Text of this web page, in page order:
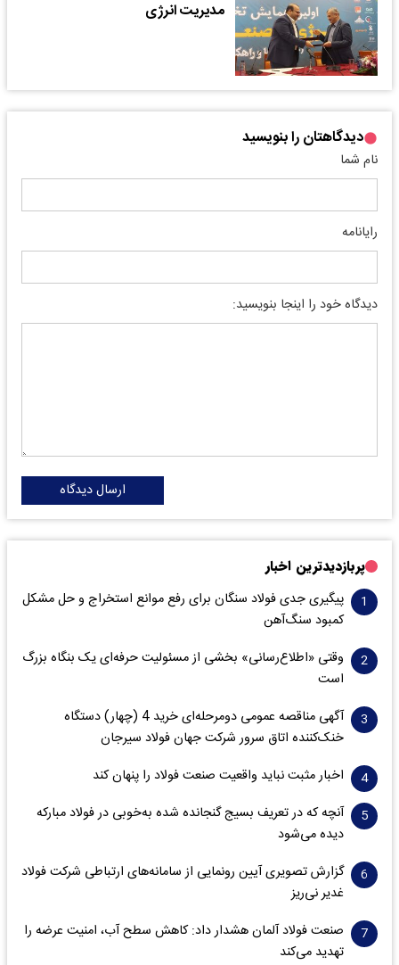
مدیریت انرژی
دیدگاهتان را بنویسید
نام شما
رایانامه
دیدگاه خود را اینجا بنویسید:
ارسال دیدگاه
پربازدیدترین اخبار
پیگیری جدی فولاد سنگان برای رفع موانع استخراج و حل مشکل
کمبود سنگ‌آهن
وقتی «اطلاع‌رسانی» بخشی از مسئولیت حرفه‌ای یک بنگاه بزرگ
است
آگهی مناقصه عمومی دومرحله‌ای خرید 4 (چهار) دستگاه
خنک‌کننده اتاق سرور شرکت جهان فولاد سیرجان
اخبار مثبت نباید واقعیت صنعت فولاد را پنهان کند
آنچه که در تعریف بسیج گنجانده شده به‌خوبی در فولاد مبارکه
دیده می‌شود
گزارش تصویری آیین رونمایی از سامانه‌های ارتباطی شرکت فولاد
غدیر نی‌ریز
صنعت فولاد آلمان هشدار داد: کاهش سطح آب، امنیت عرضه را
تهدید می‌کند